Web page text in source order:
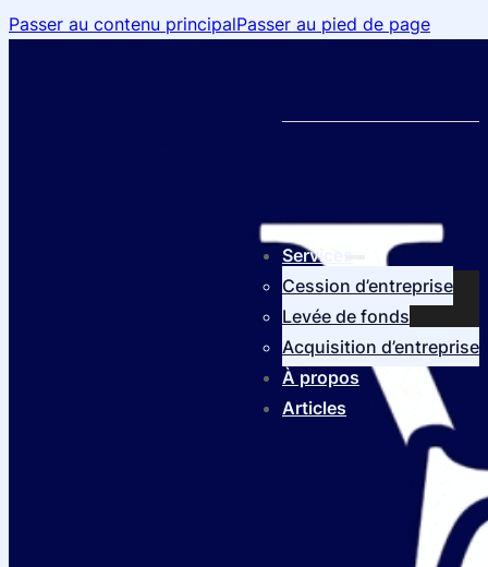
Passer au contenu principalPasser au pied de page
Services
Cession d’entreprise
Levée de fonds
Acquisition d’entreprise
À propos
Articles